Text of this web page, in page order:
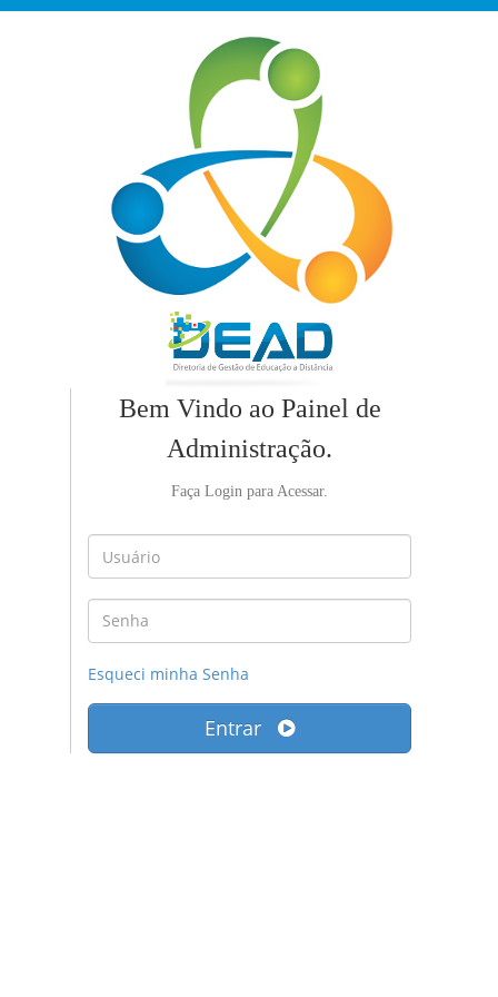
Bem Vindo ao Painel de
Administração.
Faça Login para Acessar.
Esqueci minha Senha
Entrar